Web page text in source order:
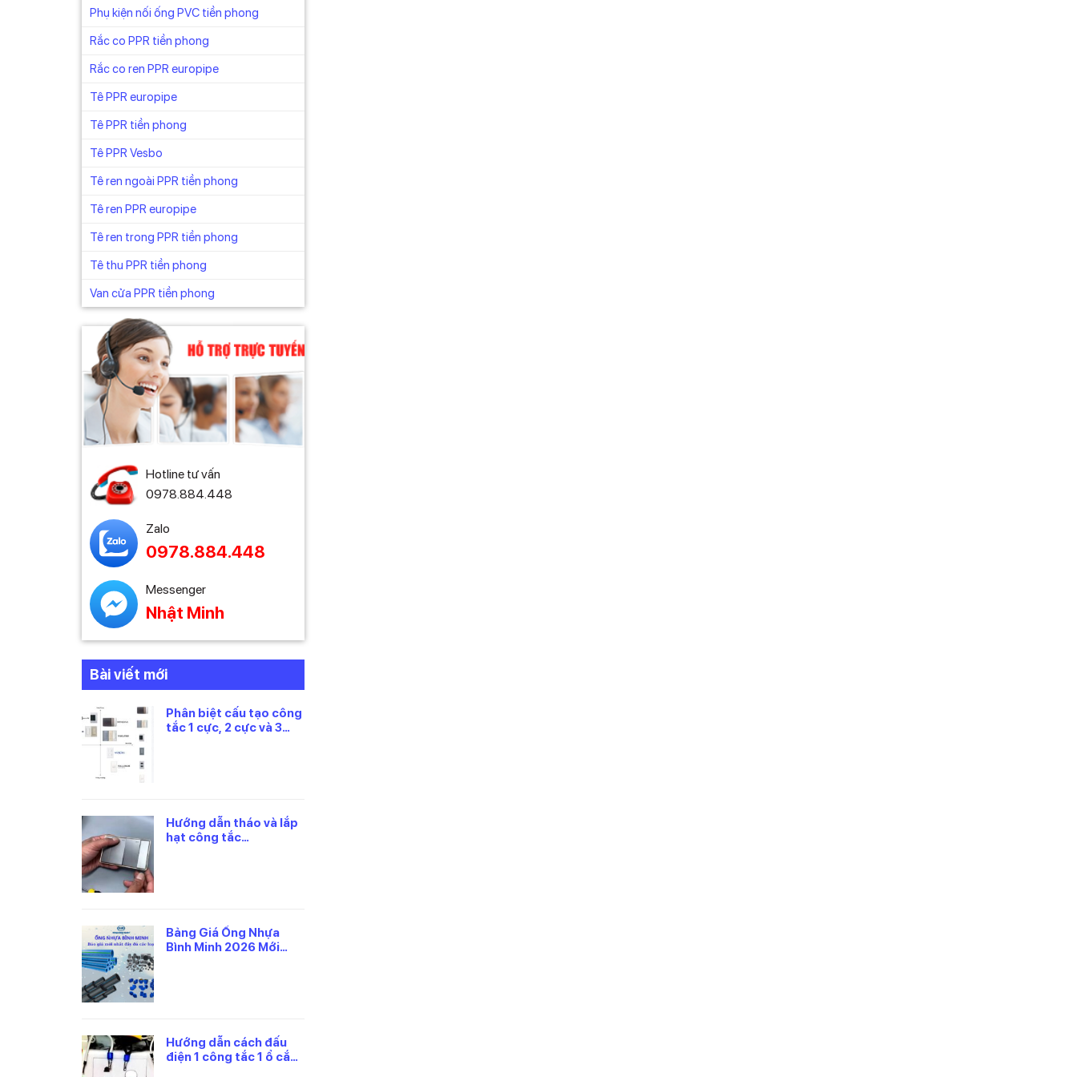
Phụ kiện nối ống PVC tiền phong
Rắc co PPR tiền phong
Rắc co ren PPR europipe
Tê PPR europipe
Tê PPR tiền phong
Tê PPR Vesbo
Tê ren ngoài PPR tiền phong
Tê ren PPR europipe
Tê ren trong PPR tiền phong
Tê thu PPR tiền phong
Van cửa PPR tiền phong
Hotline tư vấn
0978.884.448
Zalo
0978.884.448
Messenger
Nhật Minh
Bài viết mới
Phân biệt cấu tạo công
tắc 1 cực, 2 cực và 3
Hướng dẫn tháo và lắp
hạt công tắc
Bảng Giá Ống Nhựa
Bình Minh 2026 Mới
Hướng dẫn cách đấu
điện 1 công tắc 1 ổ cắm